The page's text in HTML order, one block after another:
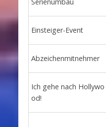
Einsteiger-Event
Abzeichenmitnehmer
Ich gehe nach Hollywo
od!